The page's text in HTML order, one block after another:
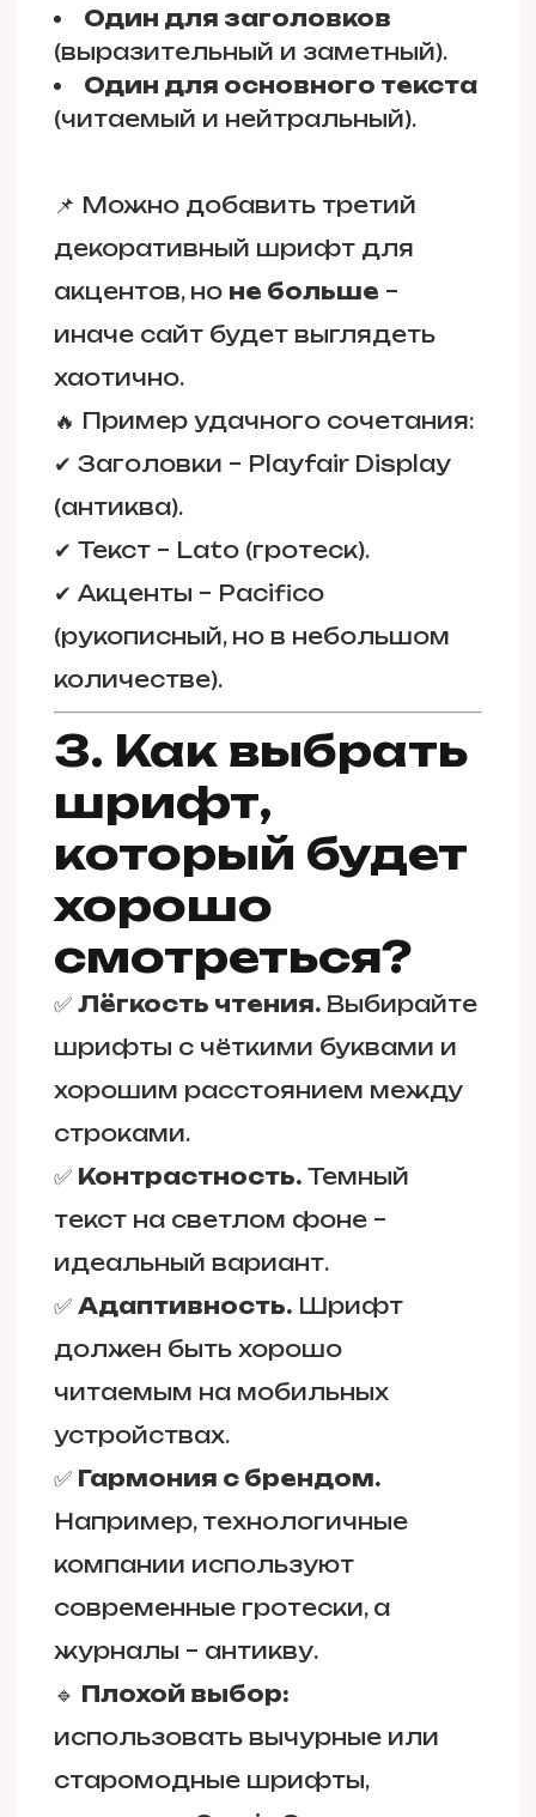
Один для заголовков
(выразительный и заметный).
Один для основного текста
(читаемый и нейтральный).
📌 Можно добавить третий
декоративный шрифт для
акцентов, но не больше –
иначе сайт будет выглядеть
хаотично.
🔥 Пример удачного сочетания:
✔ Заголовки – Playfair Display
(антиква).
✔ Текст – Lato (гротеск).
✔ Акценты – Pacifico
(рукописный, но в небольшом
количестве).
3. Как выбрать
шрифт,
который будет
хорошо
смотреться?
✅ Лёгкость чтения. Выбирайте
шрифты с чёткими буквами и
хорошим расстоянием между
строками.
✅ Контрастность. Темный
текст на светлом фоне –
идеальный вариант.
✅ Адаптивность. Шрифт
должен быть хорошо
читаемым на мобильных
устройствах.
✅ Гармония с брендом.
Например, технологичные
компании используют
современные гротески, а
журналы – антикву.
🔹 Плохой выбор:
использовать вычурные или
старомодные шрифты,